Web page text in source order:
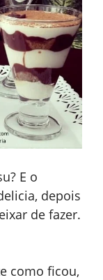
E o
depois
de fazer.
como ficou,